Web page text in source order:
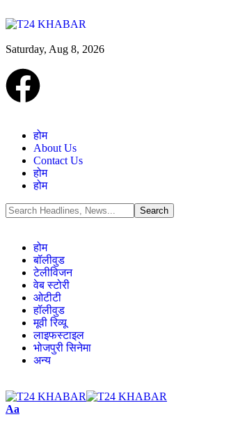
Saturday, Aug 8, 2026
होम
About Us
Contact Us
होम
होम
होम
बॉलीवुड
टेलीविजन
वेब स्टोरी
ओटीटी
हॉलीवुड
मूवी रिव्यू
लाइफस्टाइल
भोजपुरी सिनेमा
अन्य
Aa